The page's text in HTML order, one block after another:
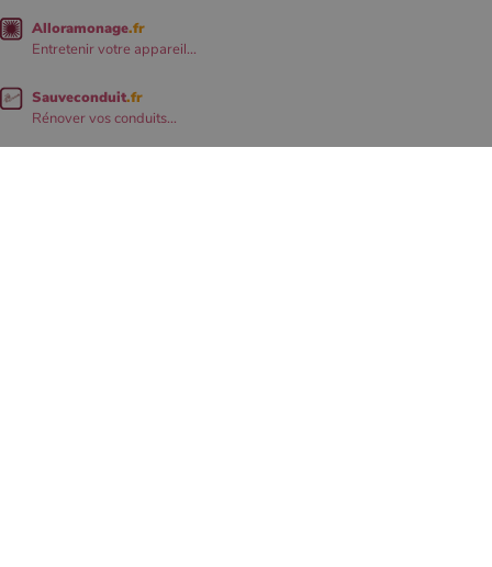
Alloramonage.fr
Entretenir votre appareil...
Sauveconduit.fr
Rénover vos conduits...